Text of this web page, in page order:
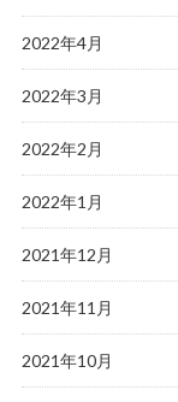
2022年4月
2022年3月
2022年2月
2022年1月
2021年12月
2021年11月
2021年10月